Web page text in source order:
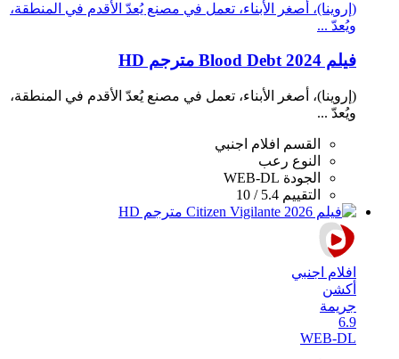
(إروينا)، أصغر الأبناء، تعمل في مصنع يُعدّ الأقدم في المنطقة،
ويُعدّ ...
فيلم Blood Debt 2024 مترجم HD
(إروينا)، أصغر الأبناء، تعمل في مصنع يُعدّ الأقدم في المنطقة،
ويُعدّ ...
القسم
افلام اجنبي
النوع رعب
الجودة WEB-DL
التقييم 5.4 / 10
افلام اجنبي
أكشن
جريمة
6.9
WEB-DL